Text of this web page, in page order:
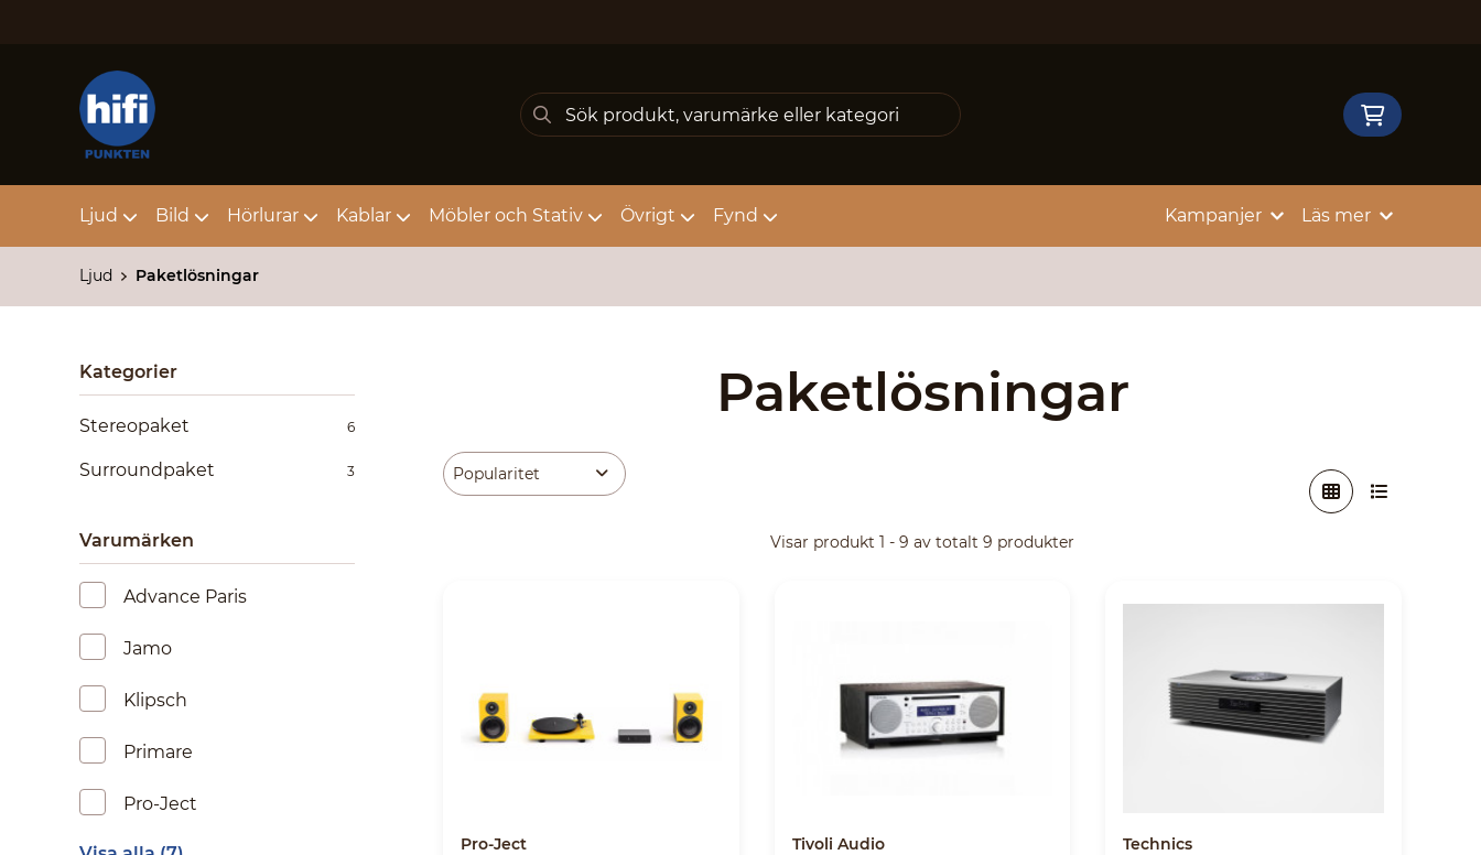
Ljud Bild Hörlurar Kablar Möbler och Stativ Övrigt Fynd Kampanjer Läs mer
Ljud Paketlösningar
Kategorier
Stereopaket 6
Surroundpaket 3
Varumärken
Advance Paris
Jamo
Klipsch
Primare
Pro-Ject
Paketlösningar
Visar produkt 1 - 9 av totalt 9 produkter
Pro-Ject Tivoli Audio Technics